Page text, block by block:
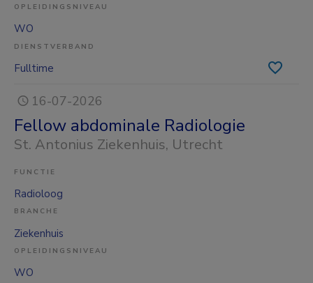
OPLEIDINGSNIVEAU
WO
DIENSTVERBAND
Fulltime
16-07-2026
Fellow abdominale Radiologie
St. Antonius Ziekenhuis, Utrecht
FUNCTIE
Radioloog
BRANCHE
Ziekenhuis
OPLEIDINGSNIVEAU
WO